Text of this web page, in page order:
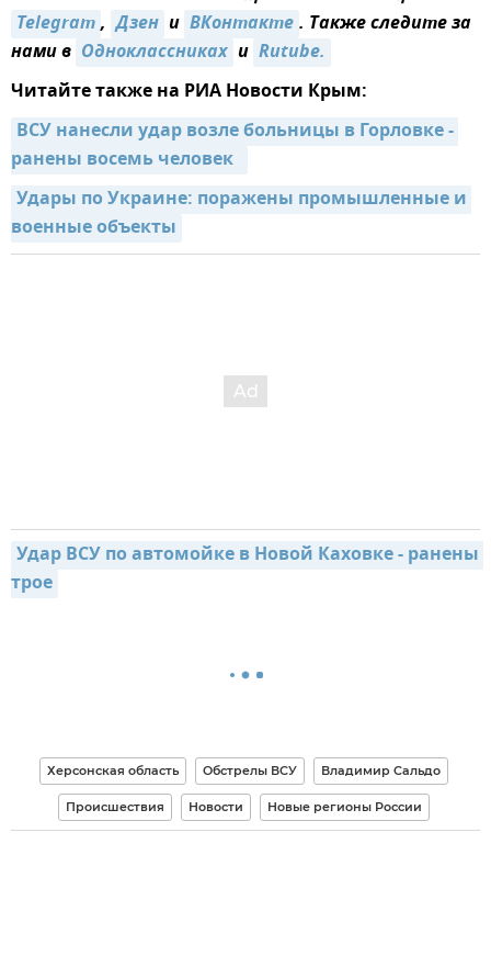
Telegram, Дзен и ВКонтакте. Также следите за
нами в Одноклассниках и Rutube.
Читайте также на РИА Новости Крым:
ВСУ нанесли удар возле больницы в Горловке -
ранены восемь человек
Удары по Украине: поражены промышленные и
военные объекты
Удар ВСУ по автомойке в Новой Каховке - ранены
трое
Херсонская область Обстрелы ВСУ Владимир Сальдо
Происшествия Новости Новые регионы России